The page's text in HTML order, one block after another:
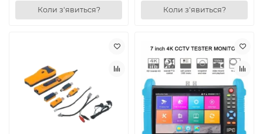
Коли з'явиться? Коли з'явиться?